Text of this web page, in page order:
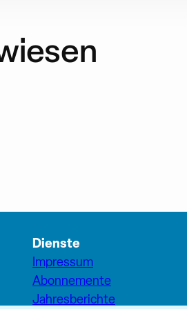
Dienste
Impressum
Abonnemente
Jahresberichte